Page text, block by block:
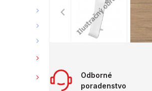
Odborné
poradenstvo